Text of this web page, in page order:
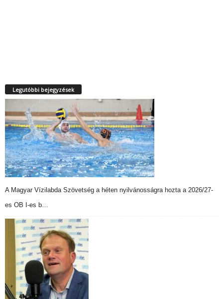
Legutóbbi bejegyzések
A Magyar Vízilabda Szövetség a héten nyilvánosságra hozta a 2026/27-
es OB I-es b…